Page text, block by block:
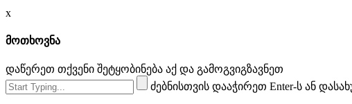
x
მოთხოვნა
დაწერეთ თქვენი შეტყობინება აქ და გამოგვიგზავნეთ
ძებნისთვის დააჭირეთ Enter-ს ან